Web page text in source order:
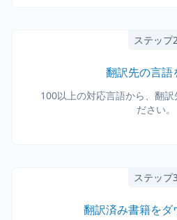
ステップ
翻訳先の言語
100以上の対応言語から、翻訳
ださい。
ステップ3
翻訳済み書籍をダ